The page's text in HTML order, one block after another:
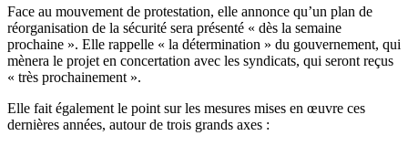
Face au mouvement de protestation, elle annonce qu’un plan de
réorganisation de la sécurité sera présenté « dès la semaine
prochaine ». Elle rappelle « la détermination » du gouvernement, qui
mènera le projet en concertation avec les syndicats, qui seront reçus
« très prochainement ».
Elle fait également le point sur les mesures mises en œuvre ces
dernières années, autour de trois grands axes :